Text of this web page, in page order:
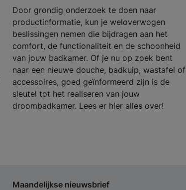
Door grondig onderzoek te doen naar
productinformatie, kun je weloverwogen
beslissingen nemen die bijdragen aan het
comfort, de functionaliteit en de schoonheid
van jouw badkamer. Of je nu op zoek bent
naar een nieuwe douche, badkuip, wastafel of
accessoires, goed geïnformeerd zijn is de
sleutel tot het realiseren van jouw
droombadkamer. Lees er hier alles over!
Maandelijkse nieuwsbrief